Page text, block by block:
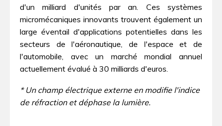
d'un milliard d'unités par an. Ces systèmes
micromécaniques innovants trouvent également un
large éventail d'applications potentielles dans les
secteurs de l'aéronautique, de l'espace et de
l'automobile, avec un marché mondial annuel
actuellement évalué à 30 milliards d'euros.
* Un champ électrique externe en modifie l'indice
de réfraction et déphase la lumière.